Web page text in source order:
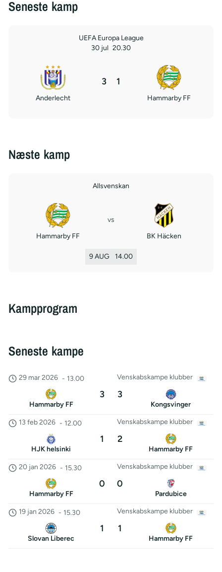
Seneste kamp
UEFA Europa League
30 jul 20.30
Anderlecht
3 1
Hammarby FF
Næste kamp
Allsvenskan
Hammarby FF
vs
BK Häcken
9 AUG 14.00
Kampprogram
Seneste kampe
Venskabskampe klubber
29 mar 2026 - 13.00
Hammarby FF
3 3
Kongsvinger
Venskabskampe klubber
13 feb 2026 - 12.00
HJK helsinki
1 2
Hammarby FF
Venskabskampe klubber
20 jan 2026 - 15.30
Hammarby FF
0 0
Pardubice
Venskabskampe klubber
19 jan 2026 - 15.30
Slovan Liberec
1 1
Hammarby FF